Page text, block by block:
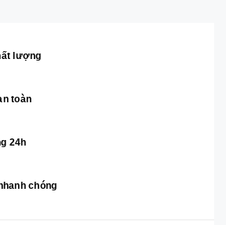
lượng
toàn
24h
chóng